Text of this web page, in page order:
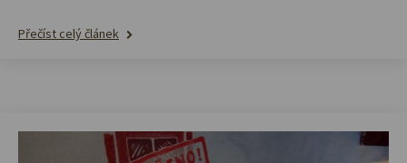
Přečíst celý článek